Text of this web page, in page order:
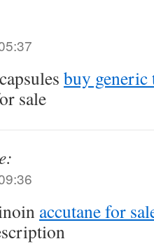
buy generic
sale
accutane for